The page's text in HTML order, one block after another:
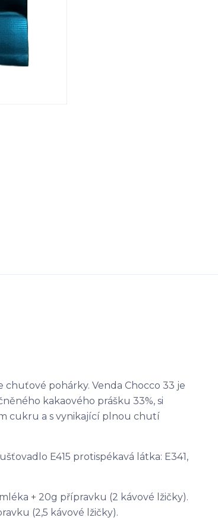
pohárky. Venda Chocco 33 je
kakaového prášku 33%, si
cukru a s vynikající plnou chutí
E415 protispékavá látka: E341,
+ 20g přípravku (2 kávové lžičky).
(2,5 kávové lžičky).